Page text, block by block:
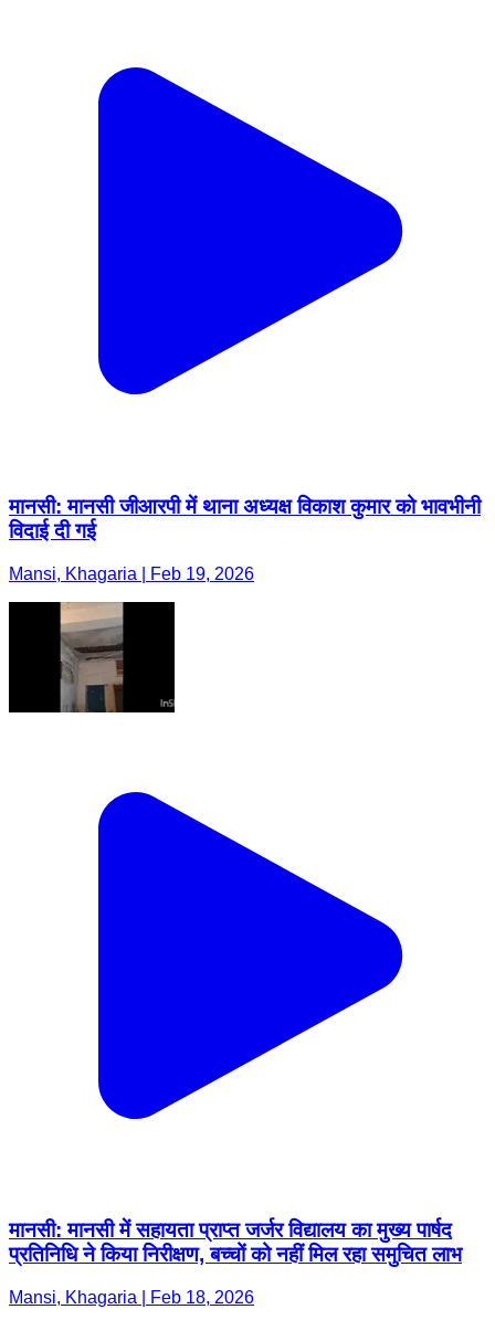
मानसी: मानसी जीआरपी में थाना अध्यक्ष विकाश कुमार को भावभीनी
विदाई दी गई
Mansi, Khagaria | Feb 19, 2026
मानसी: मानसी में सहायता प्राप्त जर्जर विद्यालय का मुख्य पार्षद
प्रतिनिधि ने किया निरीक्षण, बच्चों को नहीं मिल रहा समुचित लाभ
Mansi, Khagaria | Feb 18, 2026